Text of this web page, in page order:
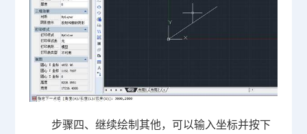
步骤四、继续绘制其他，可以输入坐标并按下